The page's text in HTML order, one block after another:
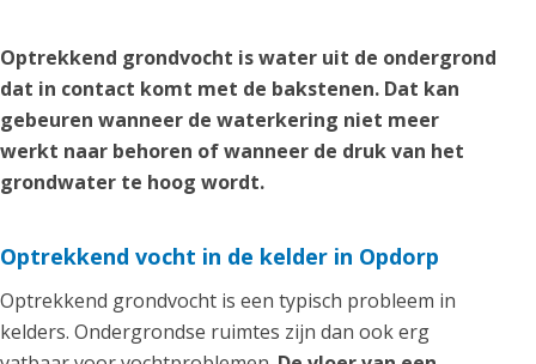
Optrekkend grondvocht is water uit de ondergrond
dat in contact komt met de bakstenen. Dat kan
gebeuren wanneer de waterkering niet meer
werkt naar behoren of wanneer de druk van het
grondwater te hoog wordt.
Optrekkend vocht in de kelder in Opdorp
Optrekkend grondvocht is een typisch probleem in
kelders. Ondergrondse ruimtes zijn dan ook erg